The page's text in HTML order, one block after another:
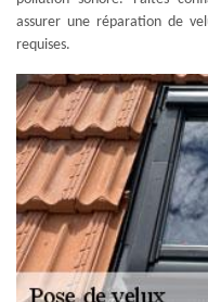
assurer une réparation de
requises.